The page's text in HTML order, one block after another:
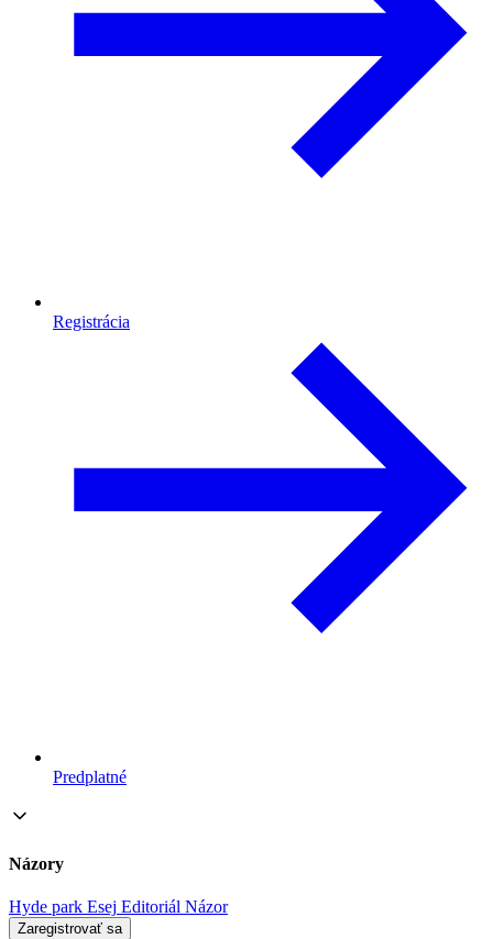
Registrácia
Predplatné
Názory
Hyde park Esej Editoriál Názor
Zaregistrovať sa